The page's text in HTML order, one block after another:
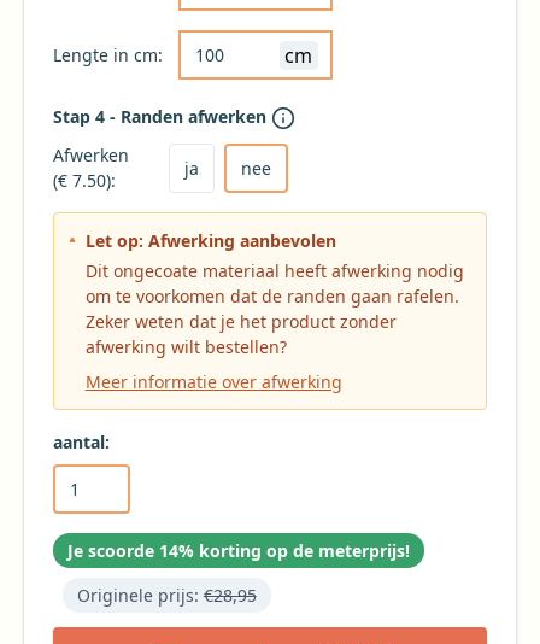
Lengte in cm: cm
Stap 4 - Randen afwerken
Afwerken
(€ 7.50):
ja
Kies ja om het tafelkleed af te laten werken
nee
Kies nee voor geen afwerking (niet
Let op: Afwerking aanbevolen
Dit ongecoate materiaal heeft afwerking nodig
om te voorkomen dat de randen gaan rafelen.
Zeker weten dat je het product zonder
afwerking wilt bestellen?
Meer informatie over afwerking
aantal:
Je scoorde 14% korting op de meterprijs!
Originele prijs:€28,95